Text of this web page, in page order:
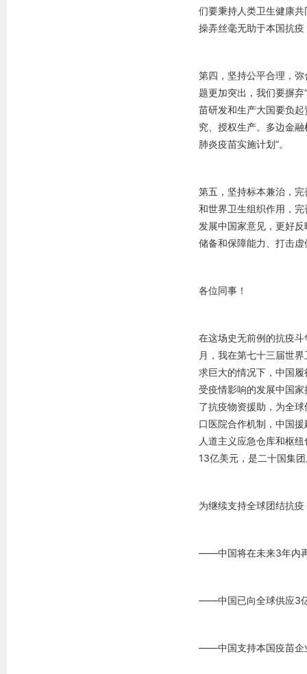
们要秉持人类卫生健康
操弄丝毫无助于本国抗
第四，坚持公平合理，
题更加突出，我们要摒
苗研发和生产大国要负
究、授权生产。多边金
肺炎疫苗实施计划”。
第五，坚持标本兼治，
和世界卫生组织作用，
发展中国家意见，更好
储备和保障能力、打击
各位同事！
在这场史无前例的抗疫
月，我在第七十三届世
求巨大的情况下，中国
受疫情影响的发展中国
了抗疫物资援助，为全
口医院合作机制，中国
人道主义应急仓库和枢
13亿美元，是二十国集
为继续支持全球团结抗
——中国将在未来3年内
——中国已向全球供应3
——中国支持本国疫苗企